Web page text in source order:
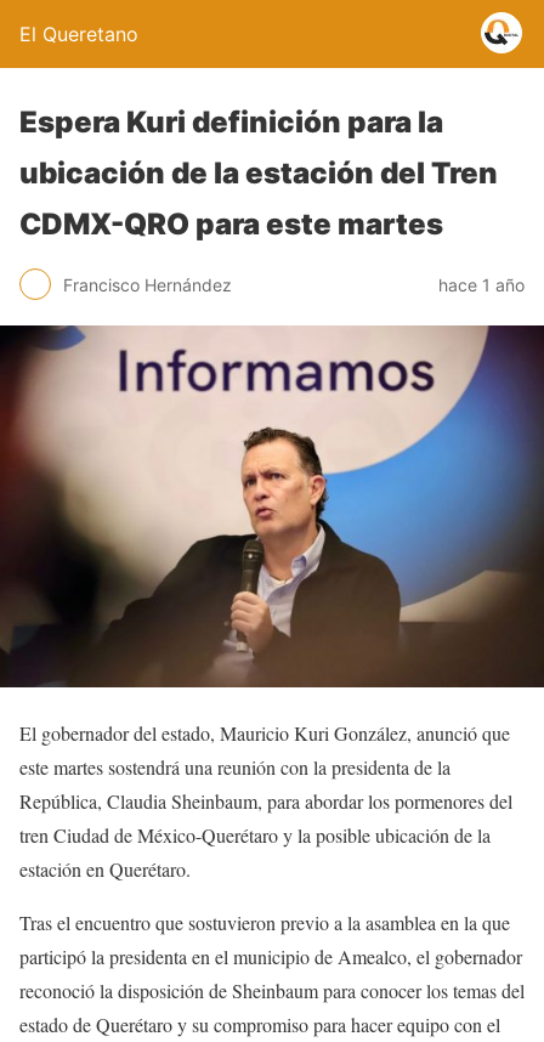
El Queretano
Espera Kuri definición para la
ubicación de la estación del Tren
CDMX-QRO para este martes
Francisco Hernández hace 1 año
El gobernador del estado, Mauricio Kuri González, anunció que
este martes sostendrá una reunión con la presidenta de la
República, Claudia Sheinbaum, para abordar los pormenores del
tren Ciudad de México-Querétaro y la posible ubicación de la
estación en Querétaro.
Tras el encuentro que sostuvieron previo a la asamblea en la que
participó la presidenta en el municipio de Amealco, el gobernador
reconoció la disposición de Sheinbaum para conocer los temas del
estado de Querétaro y su compromiso para hacer equipo con el